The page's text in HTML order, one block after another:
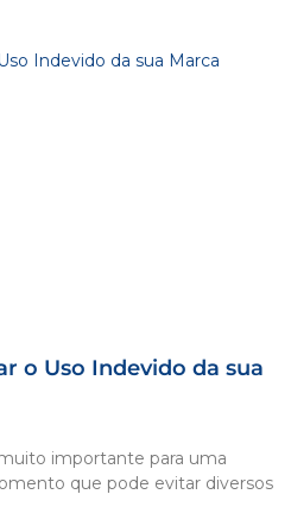
o Uso Indevido da sua
importante para uma
que pode evitar diversos